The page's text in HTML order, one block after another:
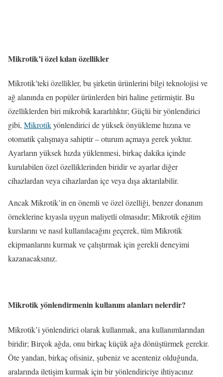
Mikrotik’i özel kılan özellikler
Mikrotik’teki özellikler, bu şirketin ürünlerini bilgi teknolojisi ve
ağ alanında en popüler ürünlerden biri haline getirmiştir. Bu
özelliklerden biri mikrobik kararlılıktır; Güçlü bir yönlendirici
gibi, Mikrotikyönlendirici de yüksek önyükleme hızına ve
otomatik çalışmaya sahiptir – oturum açmaya gerek yoktur.
Ayarların yüksek hızda yüklenmesi, birkaç dakika içinde
kurulabilen özel özelliklerinden biridir ve ayarlar diğer
cihazlardan veya cihazlardan içe veya dışa aktarılabilir.
Ancak Mikrotik’in en önemli ve özel özelliği, benzer donanım
örneklerine kıyasla uygun maliyetli olmasıdır; Mikrotik eğitim
kurslarını ve nasıl kullanılacağını geçerek, tüm Mikrotik
ekipmanlarını kurmak ve çalıştırmak için gerekli deneyimi
kazanacaksınız.
Mikrotik yönlendirmenin kullanım alanları nelerdir?
Mikrotik’i yönlendirici olarak kullanmak, ana kullanımlarından
biridir; Birçok ağda, onu birkaç küçük ağa dönüştürmek gerekir.
Öte yandan, birkaç ofisiniz, şubeniz ve acenteniz olduğunda,
aralarında iletişim kurmak için bir yönlendiriciye ihtiyacınız